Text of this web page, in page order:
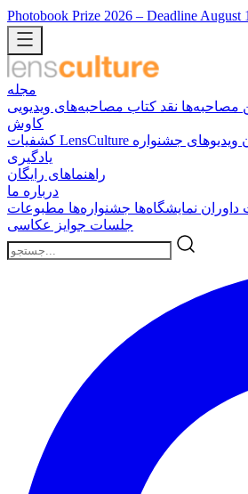
Photobook Prize 2026 – Deadline August
مجله
مصاحبه‌ها نقد کتاب مصاحبه‌های ویدیویی
کاوش
کشفیات LensCulture ویدیوهای جشنواره
یادگیری
راهنماهای رایگان
درباره ما
داوران نمایشگاه‌ها جشنواره‌ها مطبوعات
جلسات جوایز عکاسی